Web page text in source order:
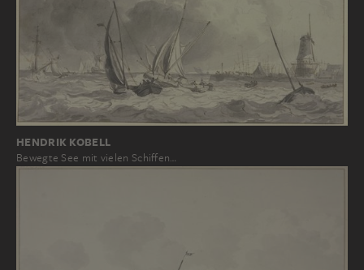
HENDRIK KOBELL
Bewegte See mit vielen Schiffen…